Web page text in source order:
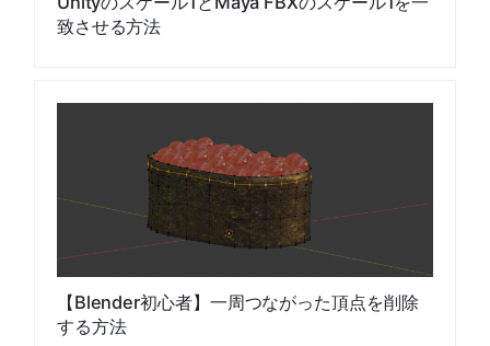
致させる方法
【Blender初心者】一周つながった頂点を削除
する方法